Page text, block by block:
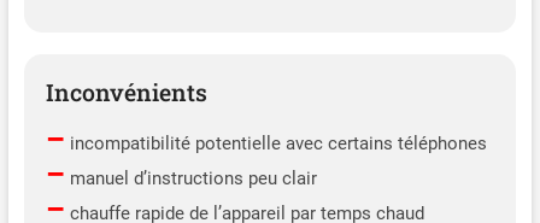
Inconvénients
– incompatibilité potentielle avec certains téléphones
– manuel d’instructions peu clair
– chauffe rapide de l’appareil par temps chaud